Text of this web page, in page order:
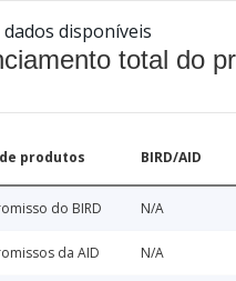
disponíveis
total do
produtos BIRD/AID
do BIRD N/A
da AID N/A